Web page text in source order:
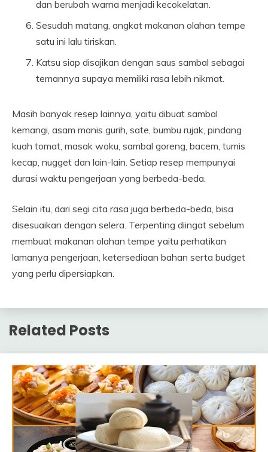
dan berubah warna menjadi kecokelatan.
Sesudah matang, angkat makanan olahan tempe
satu ini lalu tiriskan.
Katsu siap disajikan dengan saus sambal sebagai
temannya supaya memiliki rasa lebih nikmat.
Masih banyak resep lainnya, yaitu dibuat sambal
kemangi, asam manis gurih, sate, bumbu rujak, pindang
kuah tomat, masak woku, sambal goreng, bacem, tumis
kecap, nugget dan lain-lain. Setiap resep mempunyai
durasi waktu pengerjaan yang berbeda-beda.
Selain itu, dari segi cita rasa juga berbeda-beda, bisa
disesuaikan dengan selera. Terpenting diingat sebelum
membuat makanan olahan tempe yaitu perhatikan
lamanya pengerjaan, ketersediaan bahan serta budget
yang perlu dipersiapkan.
Related Posts